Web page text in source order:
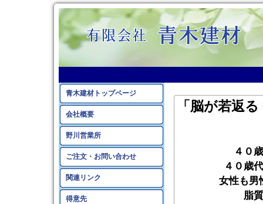
青木建材トップページ
会社概要
野川営業所
ご注文・お問い合わせ
関連リンク
得意先
「脳が若返
４０
４０歳
女性も男
脂